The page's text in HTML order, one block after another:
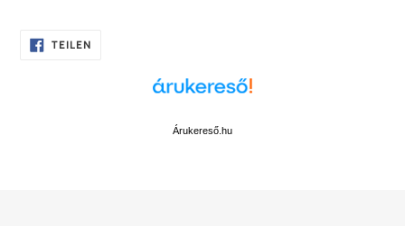
TEILENAUF
FACEBOOK
Árukereső.hu